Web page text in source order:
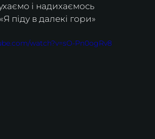
і надихаємось
піду в далекі гори»
watch?v=sO-Pn0ogRv8